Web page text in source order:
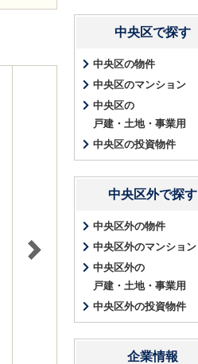
中央区で探す
中央区の物件
中央区のマンション
中央区の
戸建・土地・事業用
中央区の投資物件
中央区外で探す
中央区外の物件
中央区外のマンション
中央区外の
戸建・土地・事業用
中央区外の投資物件
企業情報